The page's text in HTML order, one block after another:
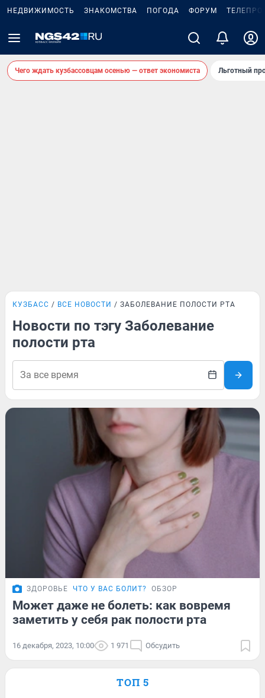
НЕДВИЖИМОСТЬ ЗНАКОМСТВА ПОГОДА ФОРУМ
Чего ждать кузбассовцам осенью — ответ экономиста Льготный
КУЗБАСС ВСЕ НОВОСТИ ЗАБОЛЕВАНИЕ ПОЛОСТИ РТА
Новости по тэгу Заболевание
полости рта
ЗДОРОВЬЕ ЧТО У ВАС БОЛИТ? ОБЗОР
Может даже не болеть: как вовремя
заметить у себя рак полости рта
16 декабря, 2023, 10:00 1 971 Обсудить
ТОП 5